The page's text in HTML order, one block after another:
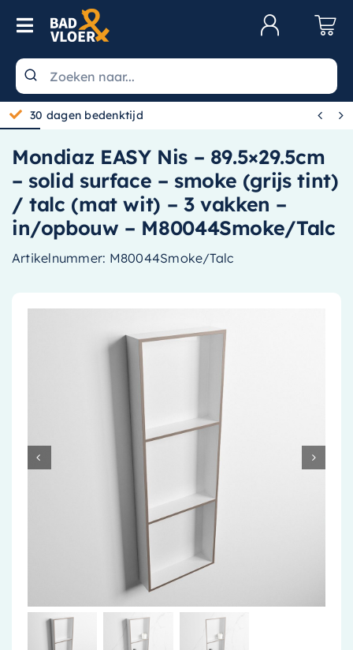
Skip to content
Toggle Navigation
Wastafels
Spiegels
Kranen
Douche
Badkamermeubels
Installatiemateriaal
Klimaatbeheersing
30 dagen bedenktijd  
Mondiaz EASY Nis – 89.5×29.5cm
– solid surface – smoke (grijs tint)
/ talc (mat wit) – 3 vakken –
in/opbouw – M80044Smoke/Talc
Artikelnummer: M80044Smoke/Talc